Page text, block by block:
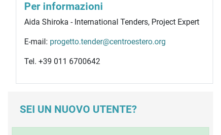
Per informazioni
Aida Shiroka - International Tenders, Project Expert
E-mail: progetto.tender@centroestero.org
Tel. +39 011 6700642
SEI UN NUOVO UTENTE?